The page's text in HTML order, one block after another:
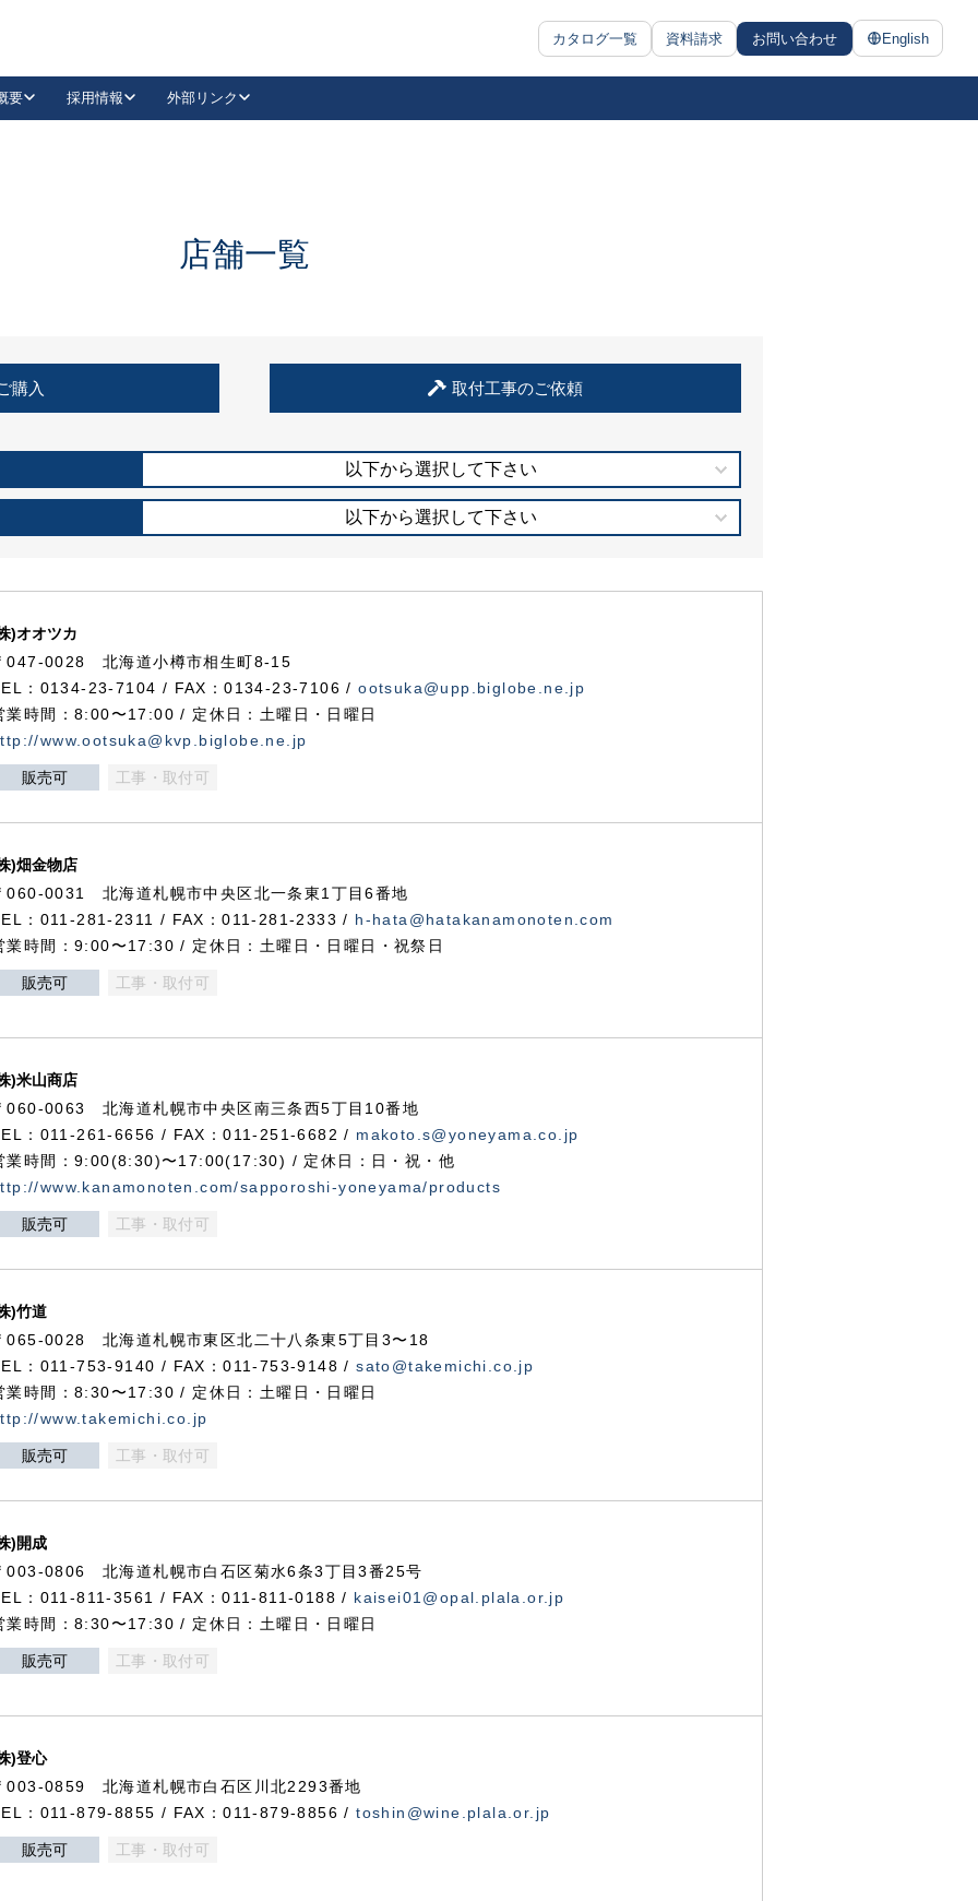
カタログ一覧 資料請求 お問い合わせ English
抗ウイルス・抗菌製品
要 採用情報 外部リンク
LinkedIn
住宅使用部材標準化推進協議会
店舗一覧
購入 取付工事のご依頼
以下から選択して下さい
以下から選択して下さい
)オオツカ
047-0028 北海道小樽市相生町8-15
：0134-23-7104 / FAX：0134-23-7106 /ootsuka@upp.biglobe.ne.jp
業時間：8:00〜17:00 / 定休日：土曜日・日曜日
www.ootsuka@kvp.biglobe.ne.jp
販売可 工事・取付可
)畑金物店
060-0031 北海道札幌市中央区北一条東1丁目6番地
：011-281-2311 / FAX：011-281-2333 / h-hata@hatakanamonoten.com
業時間：9:00〜17:30 / 定休日：土曜日・日曜日・祝祭日
販売可 工事・取付可
)米山商店
060-0063 北海道札幌市中央区南三条西5丁目10番地
：011-261-6656 / FAX：011-251-6682 / makoto.s@yoneyama.co.jp
業時間：9:00(8:30)〜17:00(17:30) / 定休日：日・祝・他
www.kanamonoten.com/sapporoshi-yoneyama/products
販売可 工事・取付可
)竹道
065-0028 北海道札幌市東区北二十八条東5丁目3〜18
：011-753-9140 / FAX：011-753-9148 /sato@takemichi.co.jp
業時間：8:30〜17:30 / 定休日：土曜日・日曜日
www.takemichi.co.jp
販売可 工事・取付可
)開成
003-0806 北海道札幌市白石区菊水6条3丁目3番25号
：011-811-3561 / FAX：011-811-0188 / kaisei01@opal.plala.or.jp
業時間：8:30〜17:30 / 定休日：土曜日・日曜日
販売可 工事・取付可
)登心
003-0859 北海道札幌市白石区川北2293番地
：011-879-8855 / FAX：011-879-8856 /toshin@wine.plala.or.jp
販売可 工事・取付可